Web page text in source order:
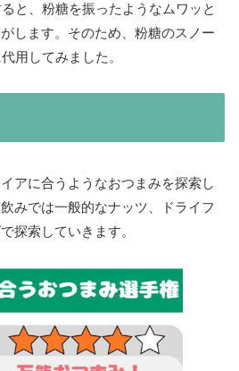
と、粉糖を振ったようなムワッと
します。そのため、粉糖のスノー
用してみました。
アに合うようなおつまみを探索し
みでは一般的なナッツ、ドライフ
探索していきます。